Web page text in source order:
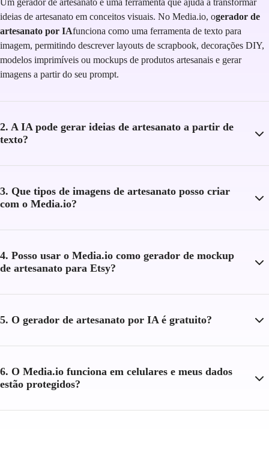
ideias de artesanato em conceitos visuais. No Media.io, ogerador de
artesanato por IAfunciona como uma ferramenta de texto para
imagem, permitindo descrever layouts de scrapbook, decorações DIY,
modelos imprimíveis ou mockups de produtos artesanais e gerar
imagens a partir do seu prompt.
2. A IA pode gerar ideias de artesanato a partir de
texto?
3. Que tipos de imagens de artesanato posso criar
com o Media.io?
4. Posso usar o Media.io como gerador de mockup
de artesanato para Etsy?
5. O gerador de artesanato por IA é gratuito?
6. O Media.io funciona em celulares e meus dados
estão protegidos?